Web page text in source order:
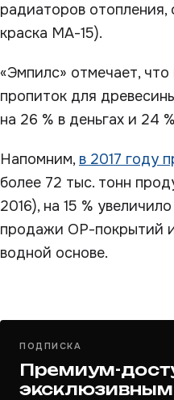
радиаторов отопления,
краска МА-15).
«Эмпилс» отмечает,
пропиток для
на 26 % в деньгах и 24
Напомним, в 2017 году
более 72 тыс. тонн
2016), на 15 %
продажи ОР-покрытий
водной основе.
ПОДПИСКА
Премиум-